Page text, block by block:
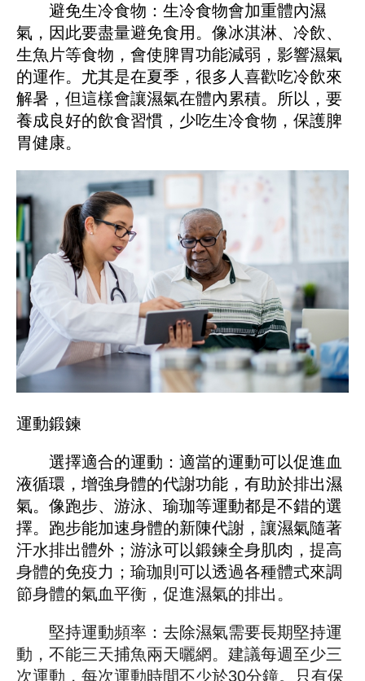
避免生冷食物：生冷食物會加重體內濕
氣，因此要盡量避免食用。像冰淇淋、冷飲、
生魚片等食物，會使脾胃功能減弱，影響濕氣
的運作。尤其是在夏季，很多人喜歡吃冷飲來
解暑，但這樣會讓濕氣在體內累積。所以，要
養成良好的飲食習慣，少吃生冷食物，保護脾
胃健康。
運動鍛鍊
選擇適合的運動：適當的運動可以促進血
液循環，增強身體的代謝功能，有助於排出濕
氣。像跑步、游泳、瑜珈等運動都是不錯的選
擇。跑步能加速身體的新陳代謝，讓濕氣隨著
汗水排出體外；游泳可以鍛鍊全身肌肉，提高
身體的免疫力；瑜珈則可以透過各種體式來調
節身體的氣血平衡，促進濕氣的排出。
堅持運動頻率：去除濕氣需要長期堅持運
動，不能三天捕魚兩天曬網。建議每週至少三
次運動，每次運動時間不少於30分鐘。只有保